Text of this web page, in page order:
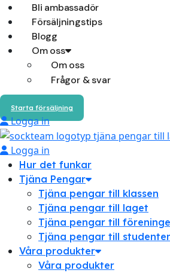
Bli ambassadör
Försäljningstips
Blogg
Om oss
Om oss
Frågor & svar
Starta försäljning
Logga in
Logga in
Hur det funkar
Tjäna Pengar
Tjäna pengar till klassen
Tjäna pengar till laget
Tjäna pengar till
Tjäna pengar till
Våra produkter
Våra produkter